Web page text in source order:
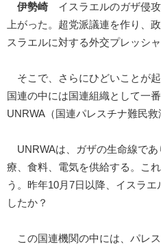
伊勢崎イスラエルのガザ侵攻
上がった。超党派議連を作り、
スラエルに対する外交プレッシ
そこで、さらにひどいことが起
国連の中には国連組織として一
UNRWA（国連パレスチナ難民救
UNRWAは、ガザの生命線であ
療、食料、電気を供給する。こ
う。昨年10月7日以降、イスラ
したか？
この国連機関の中には、パレ